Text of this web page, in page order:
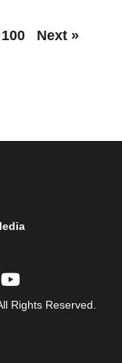
100 Next »
Rights Reserved.